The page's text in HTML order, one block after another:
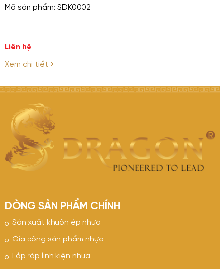
Mã sản phẩm: SDK0002
Liên hệ
Xem chi tiết
DÒNG SẢN PHẨM CHÍNH
Sản xuất khuôn ép nhựa
Gia công sản phẩm nhựa
Lắp ráp linh kiện nhựa